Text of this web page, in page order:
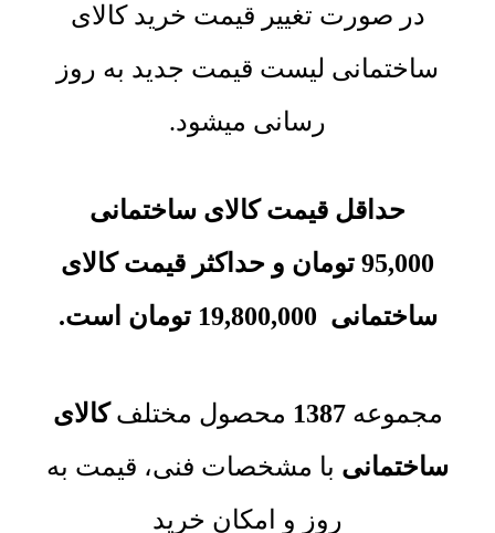
در صورت تغییر قیمت خرید کالای
ساختمانی لیست قیمت جدید به روز
رسانی میشود.
حداقل قیمت کالای ساختمانی
95,000 تومان و حداکثر قیمتکالای
ساختمانی 19,800,000 تومان است.
مجموعه‌1387 محصول مختلفکالای
ساختمانی با مشخصات فنی، قیمت به
روز و امکان خرید